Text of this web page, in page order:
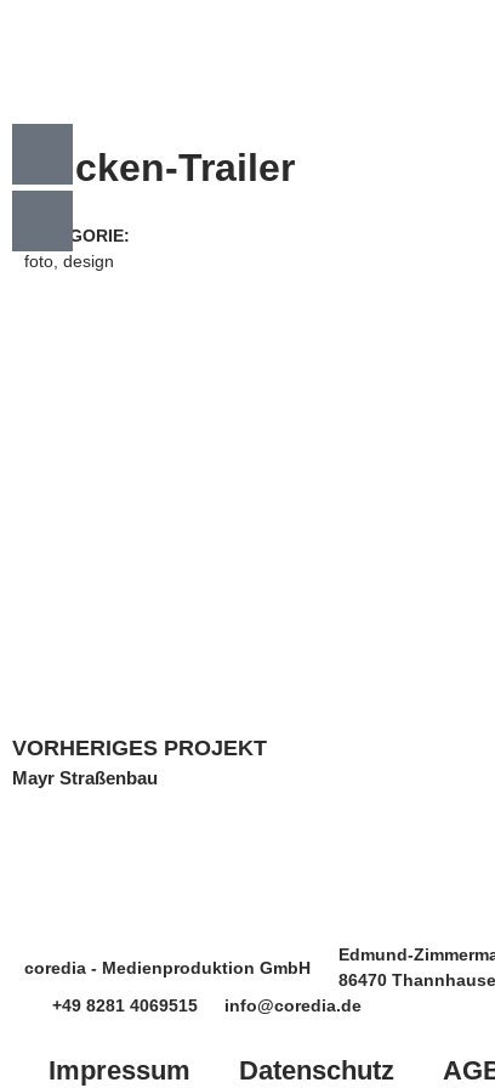
Chicken-Trailer
KATEGORIE:
foto, design
VORHERIGES PROJEKT
Mayr Straßenbau
coredia - Medienproduktion GmbH
Edmund-
86470
+49 8281 4069515
info@coredia.de
Impressum Datenschutz